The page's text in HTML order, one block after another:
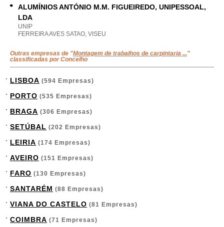
ALUMÍNIOS ANTÓNIO M.M. FIGUEIREDO, UNIPESSOAL,
LDA
UNIP
FERREIRA AVES SATAO, VISEU
Outras empresas de "Montagem de trabalhos de carpintaria ..."
classificadas por Concelho
LISBOA (594 Empresas)
PORTO (535 Empresas)
BRAGA (306 Empresas)
SETÚBAL (202 Empresas)
LEIRIA (174 Empresas)
AVEIRO (151 Empresas)
FARO (130 Empresas)
SANTARÉM (88 Empresas)
VIANA DO CASTELO (81 Empresas)
COIMBRA (71 Empresas)